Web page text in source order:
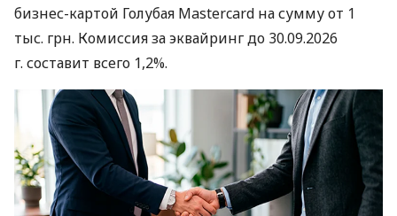
бизнес-картой Голубая Mastercard на сумму от 1
тыс. грн. Комиссия за эквайринг до 30.09.2026
г. составит всего 1,2%.